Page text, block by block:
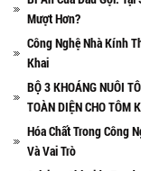
Mượt Hơn?
Công Nghệ Nhà Kính
Khai
BỘ 3 KHOÁNG NUÔI
TOÀN DIỆN CHO TÔM
Hóa Chất Trong Công
Và Vai Trò